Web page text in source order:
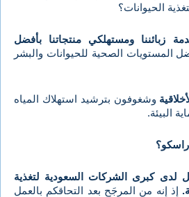
الحيوانات؟
زبائننا ومستهلكي منتجاتنا بأفضل
المستويات الصحية للحيوانات والبشر
وشغوفون بترشيد استهلاك المياه
البيئة.
لدى كبرى الشركات السعودية لتغذية
إذ إنه من المرجَح بعد التحاقكم بالعمل